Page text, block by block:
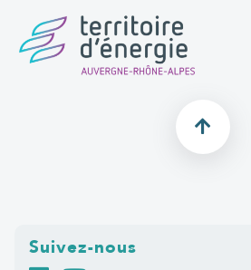
Suivez-nous